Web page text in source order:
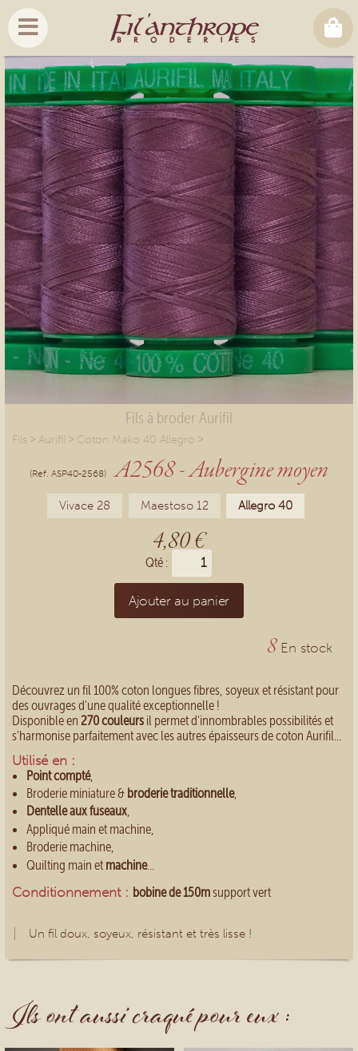
Fils à broder Aurifil
Fils > Aurifil > Coton Mako 40 Allegro >
(Ref. ASP40-2568) A2568 - Aubergine moyen
Vivace 28 Maestoso 12 Allegro 40
Découvrez un fil 100% coton longues fibres, soyeux et résistant pour
des ouvrages d'une qualité exceptionnelle !
Disponible en 270 couleursil permet d'innombrables possibilités et
s'harmonise parfaitement avec les autres épaisseurs de coton Aurifil...
Utilisé en :
Point compté,
Broderie miniature & broderie traditionnelle,
Dentelle aux fuseaux,
Appliqué main et machine,
Broderie machine,
Quilting main et machine...
Conditionnement : bobine de 150msupport vert
4,80 €
Qté :
Ajouter au panier
Un fil doux, soyeux, résistant et très lisse !
8 En stock
Ils ont aussi craqué pour eux :